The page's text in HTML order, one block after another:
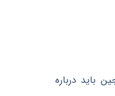
باید درباره